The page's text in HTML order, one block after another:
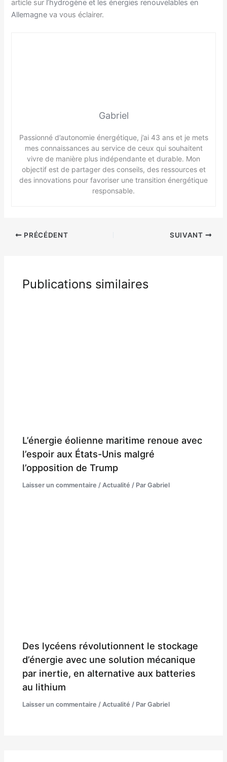
article sur l’hydrogène et les énergies renouvelables en
Allemagne va vous éclairer.
Gabriel
Passionné d’autonomie énergétique, j’ai 43 ans et je mets
mes connaissances au service de ceux qui souhaitent
vivre de manière plus indépendante et durable. Mon
objectif est de partager des conseils, des ressources et
des innovations pour favoriser une transition énergétique
responsable.
PRÉCÉDENT SUIVANT
Publications similaires
L’énergie éolienne maritime renoue avec
l’espoir aux États-Unis malgré
l’opposition de Trump
Laisser un commentaire / Actualité / ParGabriel
Des lycéens révolutionnent le stockage
d’énergie avec une solution mécanique
par inertie, en alternative aux batteries
au lithium
Laisser un commentaire /Actualité / ParGabriel